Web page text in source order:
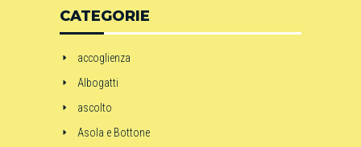
CATEGORIE
accoglienza
Albogatti
ascolto
Asola e Bottone